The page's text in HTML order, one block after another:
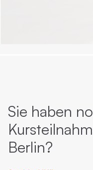
Sie haben
Berlin?